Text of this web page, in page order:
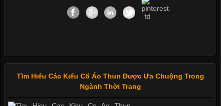
Tìm Hiểu Các Kiểu Cổ Áo Thun Được Ưa Chuộng Trong
Ngành Thời Trang